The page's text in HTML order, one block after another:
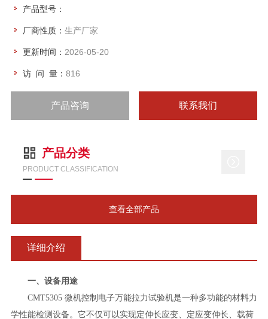
产品型号：
厂商性质： 生产厂家
更新时间： 2026-05-20
访 问 量： 816
产品咨询 联系我们
产品分类
PRODUCT CLASSIFICATION
查看全部产品
详细介绍
一、设备用途
CMT5305 微机控制电子万能拉力试验机是一种多功能的材料力
学性能检测设备。它不仅可以实现定伸长应变、定应变伸长、载荷